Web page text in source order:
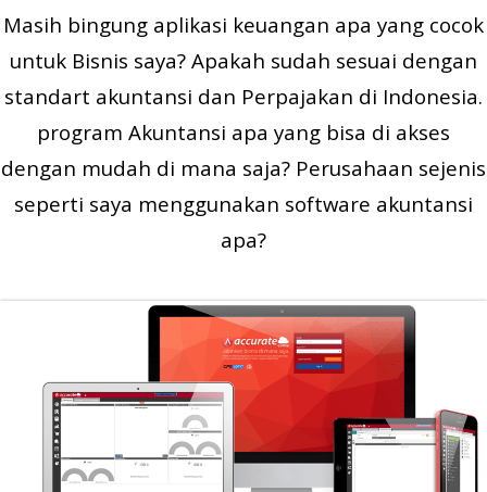
Masih bingung aplikasi keuangan apa yang cocok
untuk Bisnis saya? Apakah sudah sesuai dengan
standart akuntansi dan Perpajakan di Indonesia.
program Akuntansi apa yang bisa di akses
dengan mudah di mana saja? Perusahaan sejenis
seperti saya menggunakan software akuntansi
apa?